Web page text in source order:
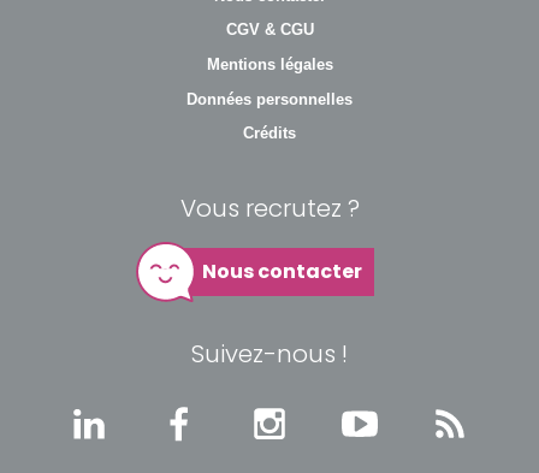
CGV & CGU
Mentions légales
Données personnelles
Crédits
Vous recrutez ?
Nous contacter
Suivez-nous !